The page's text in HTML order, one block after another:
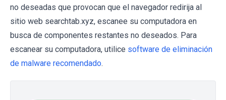
no deseadas que provocan que el navegador redirija al
sitio web searchtab.xyz, escanee su computadora en
busca de componentes restantes no deseados. Para
escanear su computadora, utilice software de eliminación
de malware recomendado.